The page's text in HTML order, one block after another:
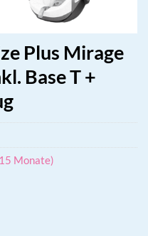
Plus Mirage
Base T +
Monate)